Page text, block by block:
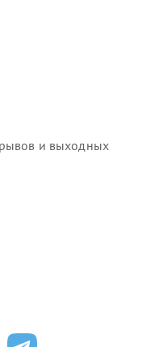
и выходных